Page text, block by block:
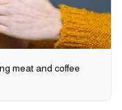
meat and coffee